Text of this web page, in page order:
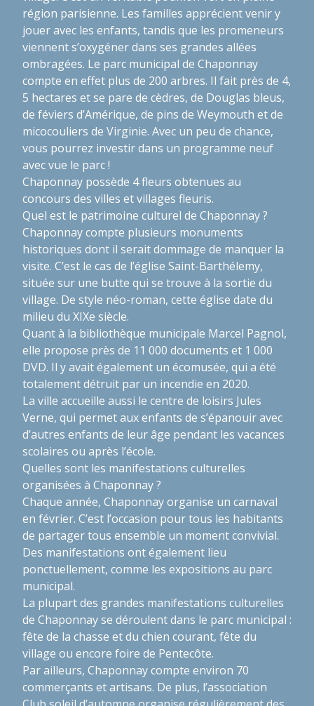
région parisienne. Les familles apprécient venir y
jouer avec les enfants, tandis que les promeneurs
viennent s’oxygéner dans ses grandes allées
ombragées. Le parc municipal de Chaponnay
compte en effet plus de 200 arbres. Il fait près de 4,
5 hectares et se pare de cèdres, de Douglas bleus,
de féviers d’Amérique, de pins de Weymouth et de
micocouliers de Virginie. Avec un peu de chance,
vous pourrez investir dans un programme neuf
avec vue le parc !
Chaponnay possède 4 fleurs obtenues au
concours des villes et villages fleuris.
Quel est le patrimoine culturel de Chaponnay ?
Chaponnay compte plusieurs monuments
historiques dont il serait dommage de manquer la
visite. C’est le cas de l’église Saint-Barthélemy,
située sur une butte qui se trouve à la sortie du
village. De style néo-roman, cette église date du
milieu du XIXe siècle.
Quant à la bibliothèque municipale Marcel Pagnol,
elle propose près de 11 000 documents et 1 000
DVD. Il y avait également un écomusée, qui a été
totalement détruit par un incendie en 2020.
La ville accueille aussi le centre de loisirs Jules
Verne, qui permet aux enfants de s’épanouir avec
d’autres enfants de leur âge pendant les vacances
scolaires ou après l’école.
Quelles sont les manifestations culturelles
organisées à Chaponnay ?
Chaque année, Chaponnay organise un carnaval
en février. C’est l’occasion pour tous les habitants
de partager tous ensemble un moment convivial.
Des manifestations ont également lieu
ponctuellement, comme les expositions au parc
municipal.
La plupart des grandes manifestations culturelles
de Chaponnay se déroulent dans le parc municipal :
fête de la chasse et du chien courant, fête du
village ou encore foire de Pentecôte.
Par ailleurs, Chaponnay compte environ 70
commerçants et artisans. De plus, l’association